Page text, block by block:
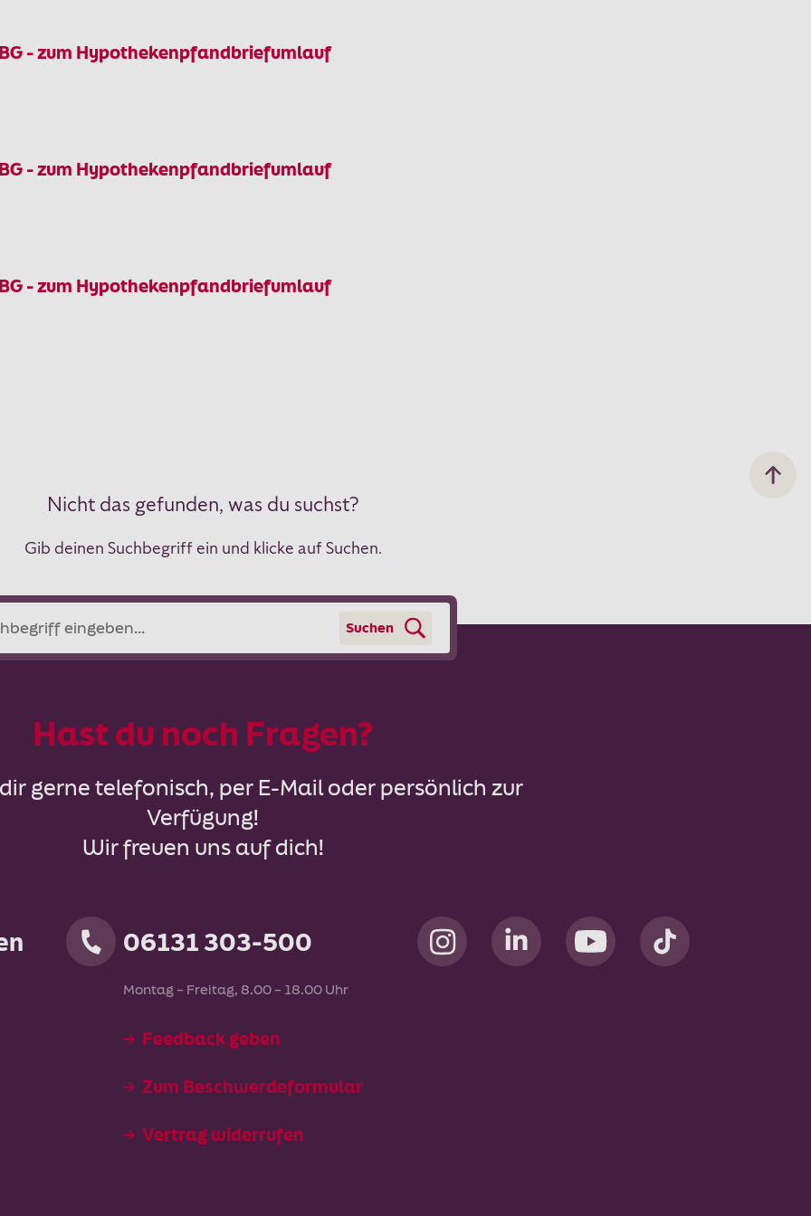
- zum Hypothekenpfandbriefumlauf
- zum Hypothekenpfandbriefumlauf
- zum Hypothekenpfandbriefumlauf
Nicht das gefunden, was du suchst?
Gib deinen Suchbegriff ein und klicke auf Suchen.
Suchen
Hast du noch Fragen?
gerne telefonisch, per E-Mail oder persönlich zur
Verfügung!
Wir freuen uns auf dich!
06131 303-500
Montag – Freitag, 8.00 – 18.00 Uhr
Feedback geben
Zum Beschwerdeformular
Vertrag widerrufen